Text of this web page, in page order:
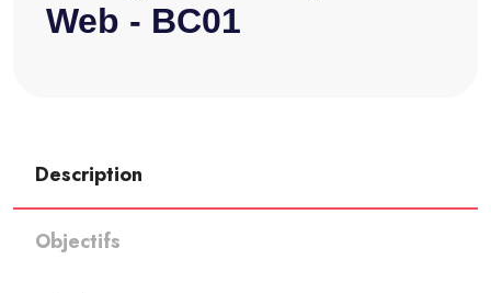
Web - BC01
Description
Objectifs